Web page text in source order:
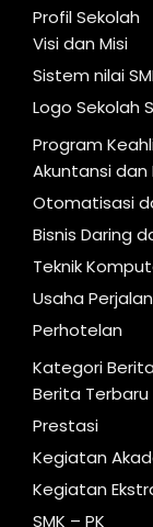
Profil Sekolah
Visi dan Misi
Sistem nilai
Logo Sekolah
Program
Akuntansi
Otomatisasi
Bisnis Daring
Teknik
Usaha
Perhotelan
Kategori Berita
Berita Terbaru
Prestasi
Kegiatan
Kegiatan
SMK – PK